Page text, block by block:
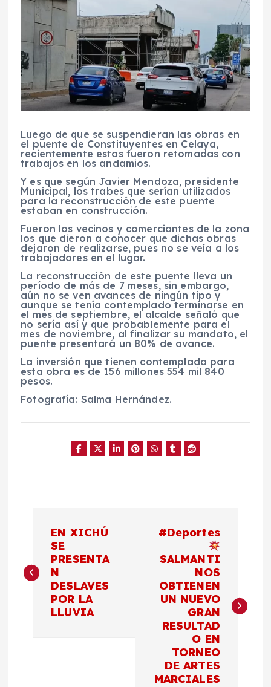
Luego de que se suspendieran las obras en
el puente de Constituyentes en Celaya,
recientemente estas fueron retomadas con
trabajos en los andamios.
Y es que según Javier Mendoza, presidente
Municipal, los trabes que serían utilizados
para la reconstrucción de este puente
estaban en construcción.
Fueron los vecinos y comerciantes de la zona
los que dieron a conocer que dichas obras
dejaron de realizarse, pues no se veía a los
trabajadores en el lugar.
La reconstrucción de este puente lleva un
período de más de 7 meses, sin embargo,
aún no se ven avances de ningún tipo y
aunque se tenía contemplado terminarse en
el mes de septiembre, el alcalde señaló que
no sería así y que probablemente para el
mes de noviembre, al finalizar su mandato, el
puente presentará un 80% de avance.
La inversión que tienen contemplada para
esta obra es de 156 millones 554 mil 840
pesos.
Fotografía: Salma Hernández.
v
EN XICHÚ
SE
PRESENTA
N
DESLAVES
POR LA
LLUVIA
#Deportes
SALMANTI
NOS
OBTIENEN
UN NUEVO
GRAN
RESULTAD
O EN
TORNEO
DE ARTES
MARCIALES